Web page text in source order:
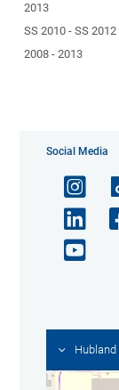
2013
SS 2010 - SS 2012
2008 - 2013
Social Media
Hubland